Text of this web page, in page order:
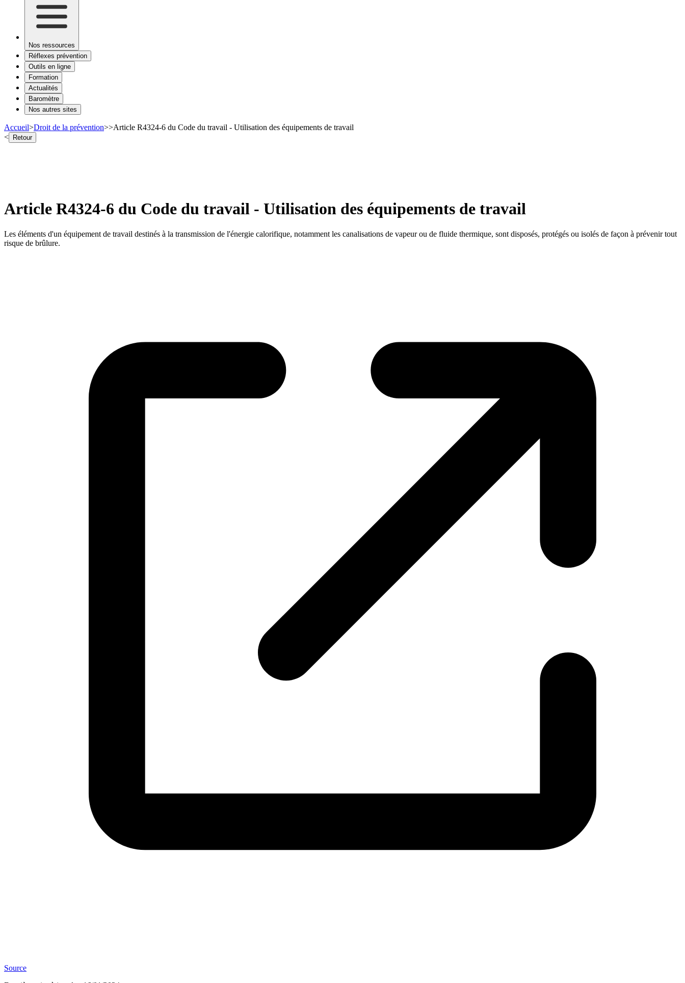
Nos ressources
Réflexes prévention
Outils en ligne
Formation
Actualités
Baromètre
Nos autres sites
Accueil>Droit de la prévention>>Article R4324-6 du Code du travail - Utilisation des équipements de travail
< Retour
Article R4324-6 du Code du travail - Utilisation des équipements de travail
Les éléments d'un équipement de travail destinés à la transmission de l'énergie calorifique, notamment les canalisations de vapeur ou de fluide thermique, sont disposés, protégés ou isolés de façon à prévenir tout
risque de brûlure.
Source